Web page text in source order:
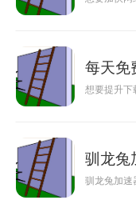
每天免
想要提升下
驯龙兔
驯龙兔加速